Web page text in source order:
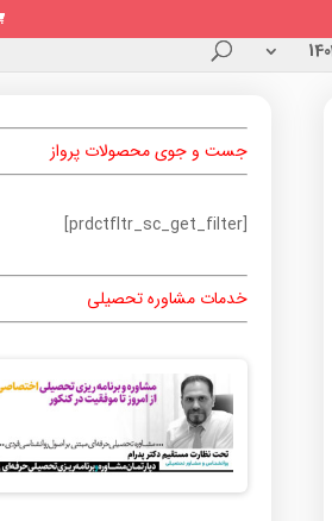
جست و جوی محصولات پرواز
[prdctfltr_sc_get_filter]
خدمات مشاوره تحصیلی